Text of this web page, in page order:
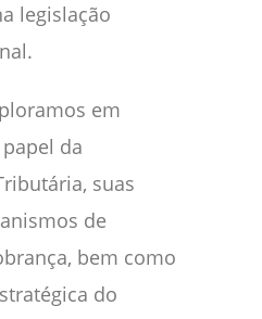
legislação
em
da
suas
de
bem como
do